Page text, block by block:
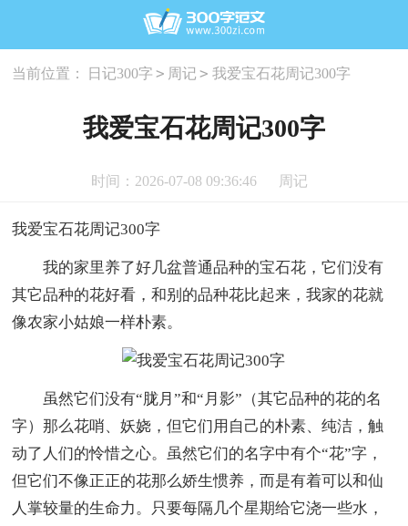
当前位置： 日记300字 > 周记 > 我爱宝石花周记300字
我爱宝石花周记300字
时间：2026-07-08 09:36:46 周记
我爱宝石花周记300字
我的家里养了好几盆普通品种的宝石花，它们没有
其它品种的花好看，和别的品种花比起来，我家的花就
像农家小姑娘一样朴素。
虽然它们没有“胧月”和“月影”（其它品种的花的名
字）那么花哨、妖娆，但它们用自己的朴素、纯洁，触
动了人们的怜惜之心。虽然它们的名字中有个“花”字，
但它们不像正正的花那么娇生惯养，而是有着可以和仙
人掌较量的生命力。只要每隔几个星期给它浇一些水，